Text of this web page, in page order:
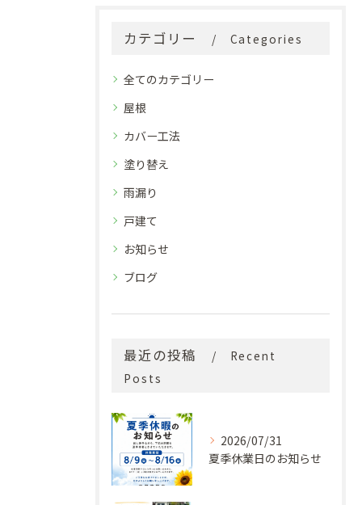
カテゴリー Categories
全てのカテゴリー
屋根
カバー工法
塗り替え
雨漏り
戸建て
お知らせ
ブログ
最近の投稿
Recent
Posts
2026/07/31
夏季休業日のお知らせ